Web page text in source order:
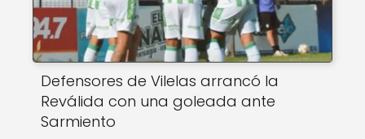
Defensores de Vilelas arrancó la
Reválida con una goleada ante
Sarmiento